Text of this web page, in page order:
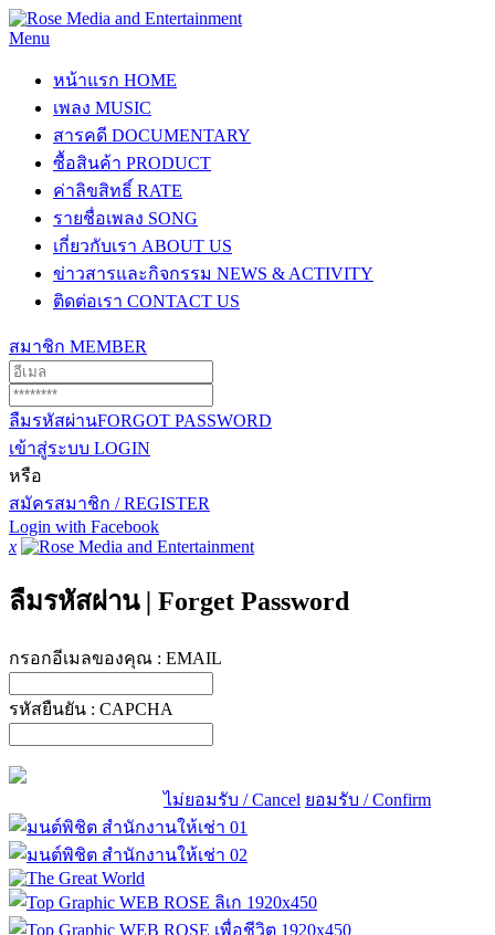
Menu
หน้าแรก HOME
เพลง MUSIC
สารคดี DOCUMENTARY
ซื้อสินค้า PRODUCT
ค่าลิขสิทธิ์ RATE
รายชื่อเพลง SONG
เกี่ยวกับเรา ABOUT US
ข่าวสารและกิจกรรม NEWS & ACTIVITY
ติดต่อเรา CONTACT US
สมาชิก MEMBER
ลืมรหัสผ่านFORGOT PASSWORD
เข้าสู่ระบบ LOGIN
หรือ
สมัครสมาชิก / REGISTER
Login with Facebook
x
ลืมรหัสผ่าน | Forget Password
กรอกอีเมลของคุณ : EMAIL
รหัสยืนยัน : CAPCHA
ไม่ยอมรับ / Cancel ยอมรับ / Confirm